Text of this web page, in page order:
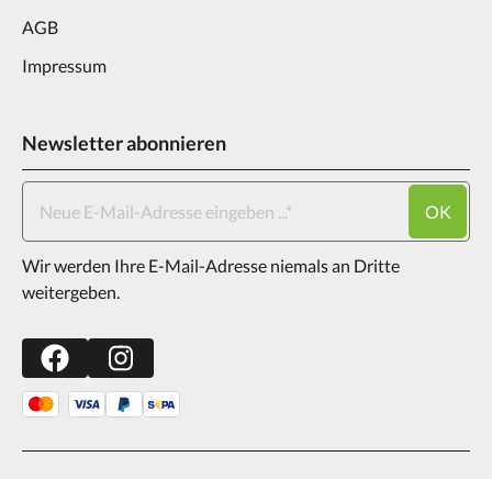
AGB
Impressum
Newsletter abonnieren
OK
Wir werden Ihre E-Mail-Adresse niemals an Dritte
weitergeben.